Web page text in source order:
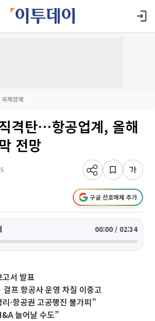
국제경제
격탄⋯항공업계, 올해
전망
구글 선호매체 추가
00:00 / 02:34
서 발표
걸프 항공사 운영 차질 이중고
·항공권 고공행진 불가피”
늘어날 수도”